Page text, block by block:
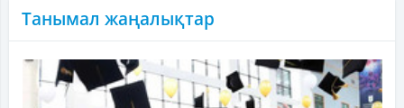
Танымал жаңалықтар